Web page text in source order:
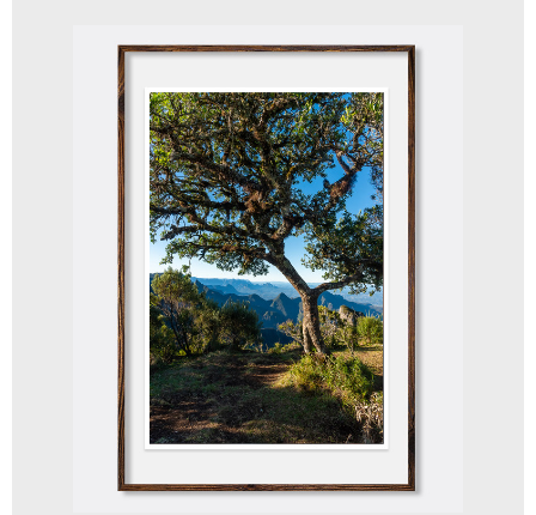
Arco-Íris e Pico Montenegro ▴ 20...
A partir de